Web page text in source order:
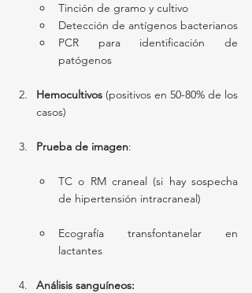
Tinción de gramo y cultivo
Detección de antígenos bacterianos
PCR para identificación de
patógenos
Hemocultivos (positivos en 50-80% de los
casos)
Prueba de imagen:
TC o RM craneal (si hay sospecha
de hipertensión intracraneal)
Ecografía transfontanelar en
lactantes
Análisis sanguíneos: